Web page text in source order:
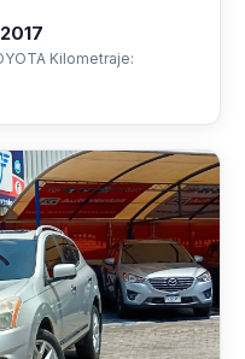
Kilometraje: